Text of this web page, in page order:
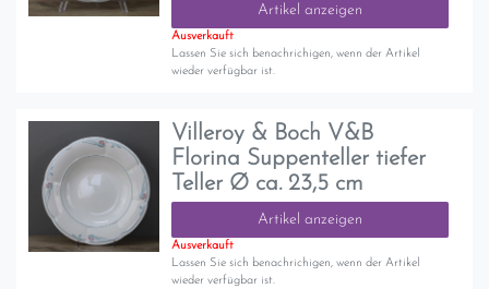
Artikel anzeigen
Ausverkauft
Lassen Sie sich benachrichigen, wenn der Artikel
wieder verfügbar ist.
Villeroy & Boch V&B
Florina Suppenteller tiefer
Teller Ø ca. 23,5 cm
Artikel anzeigen
Ausverkauft
Lassen Sie sich benachrichigen, wenn der Artikel
wieder verfügbar ist.